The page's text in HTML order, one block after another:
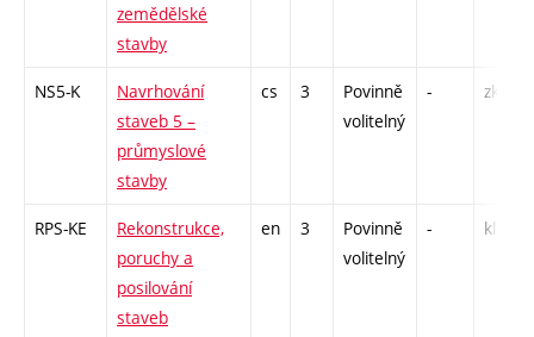
zemědělské
stavby
NS5-K
Navrhování
staveb 5 –
průmyslové
stavby
cs 3
Povinně
volitelný
- zk
RPS-KE
Rekonstrukce,
poruchy a
posilování
staveb
en 3
Povinně
volitelný
- kl